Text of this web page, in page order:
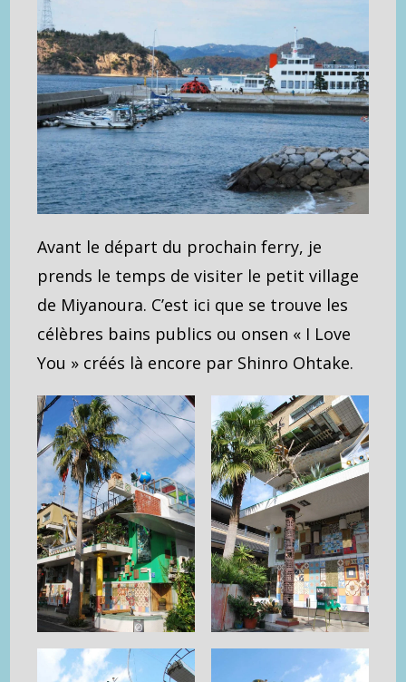
Avant le départ du prochain ferry, je
prends le temps de visiter le petit village
de Miyanoura. C’est ici que se trouve les
célèbres bains publics ou onsen « I Love
You » créés là encore par Shinro Ohtake.